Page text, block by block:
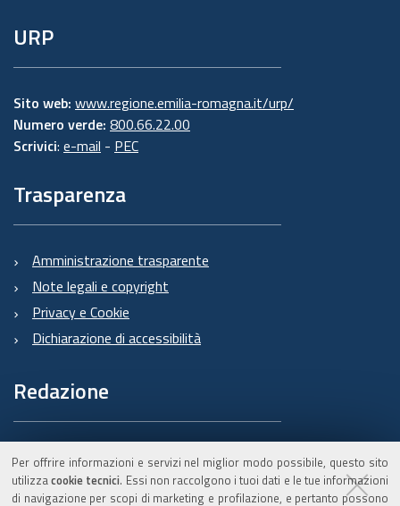
Per offrire informazioni e servizi nel miglior modo possibile, questo sito
utilizzacookie tecnici. Essi non raccolgono i tuoi dati e le tue informazioni
di navigazione per scopi di marketing e profilazione, e pertanto possono
URP
Sito web: www.regione.emilia-romagna.it/urp/
Numero verde: 800.66.22.00
Scrivici: e-mail - PEC
Trasparenza
Amministrazione trasparente
Note legali e copyright
Privacy e Cookie
Dichiarazione di accessibilità
Redazione
Informazioni sul Burert
e contatti